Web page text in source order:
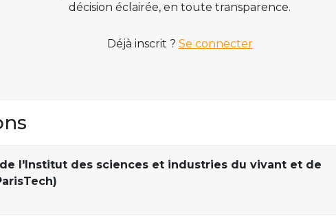
décision éclairée, en toute transparence.
Déjà inscrit ? Se connecter
l'Institut des sciences et industries du vivant et de